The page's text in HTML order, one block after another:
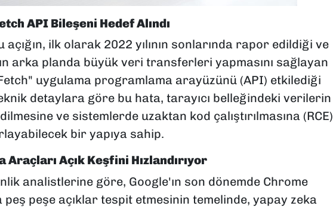
API Bileşeni Hedef Alındı
açığın, ilk olarak 2022 yılının sonlarında rapor edildiği ve
arka planda büyük veri transferleri yapmasını sağlayan
uygulama programlama arayüzünü (API) etkilediği
detaylara göre bu hata, tarayıcı belleğindeki verilerin
ve sistemlerde uzaktan kod çalıştırılmasına (RCE)
bir yapıya sahip.
Araçları Açık Keşfini Hızlandırıyor
analistlerine göre, Google'ın son dönemde Chrome
peşe açıklar tespit etmesinin temelinde, yapay zeka